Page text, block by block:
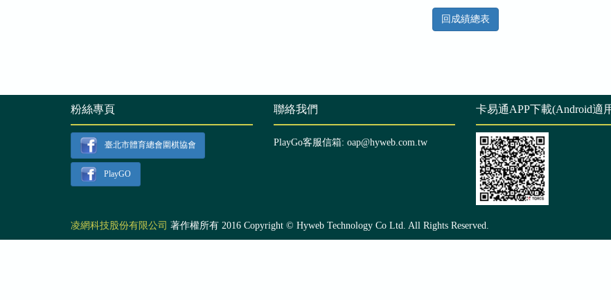
回成績總表
粉絲專頁
臺北市體育總會圍棋協會
PlayGO
聯絡我們
PlayGo客服信箱: oap@hyweb.com.tw
卡易通APP下載(Android適
凌網科技股份有限公司 著作權所有 2016 Copyright © Hyweb Technology Co Ltd. All Rights Reserved.